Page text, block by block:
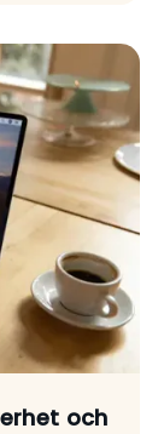
och